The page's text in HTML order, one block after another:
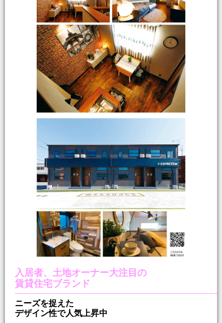
入居者、土地オーナー大注目の
賃貸住宅ブランド
ニーズを捉えた
デザイン性で人気上昇中